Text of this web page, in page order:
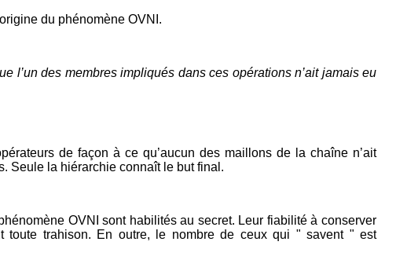
du phénomène OVNI.
l’un des membres impliqués dans ces opérations n’ait jamais eu
de façon à ce qu’aucun des maillons de la chaîne n’ait
Seule la hiérarchie connaît le but final.
OVNI sont habilités au secret. Leur fiabilité à conserver
toute trahison. En outre, le nombre de ceux qui " savent " est